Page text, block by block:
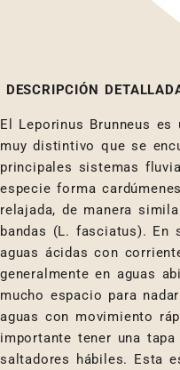
DESCRIPCIÓN
El Leporinus Brunneus
muy distintivo que se
principales sistemas
especie forma
relajada, de manera
bandas (L. fasciatus). En
aguas ácidas con
generalmente en aguas
mucho espacio para
aguas con movimiento
importante tener una
saltadores hábiles. Esta